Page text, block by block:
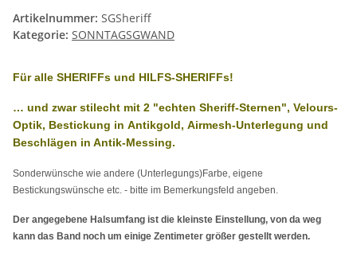
Artikelnummer: SGSheriff
Kategorie: SONNTAGSGWAND
Für alle SHERIFFs und HILFS-SHERIFFs!
… und zwar stilecht mit 2 "echten Sheriff-Sternen", Velours-
Optik, Bestickung in Antikgold, Airmesh-Unterlegung und
Beschlägen in Antik-Messing.
Sonderwünsche wie andere (Unterlegungs)Farbe, eigene
Bestickungswünsche etc. - bitte im Bemerkungsfeld angeben.
Der angegebene Halsumfang ist die kleinste Einstellung, von da weg
kann das Band noch um einige Zentimeter größer gestellt werden.